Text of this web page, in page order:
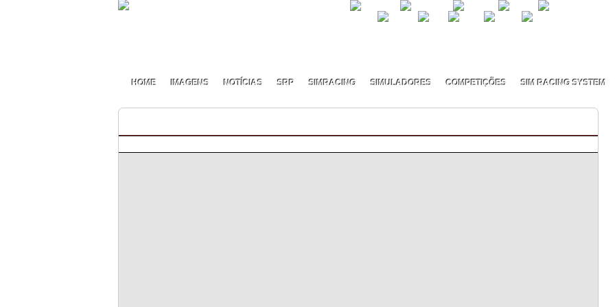
HOME IMAGENS NOTÍCIAS SRP SIMRACING SIMULADORES COMPETIÇÕES SIM RACING SYSTEM